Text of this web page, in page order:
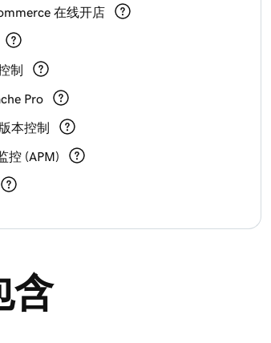
在线开店
制
Pro
本控制
控 (APM)
含